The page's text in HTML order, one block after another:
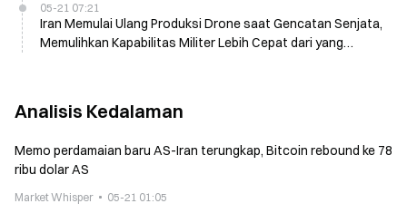
05-21 07:21
Iran Memulai Ulang Produksi Drone saat Gencatan Senjata,
Memulihkan Kapabilitas Militer Lebih Cepat dari yang
Analisis Kedalaman
Memo perdamaian baru AS-Iran terungkap, Bitcoin rebound ke 78
ribu dolar AS
Market Whisper 05-21 01:05